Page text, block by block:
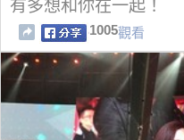
有多想和你在一起！
1005觀看